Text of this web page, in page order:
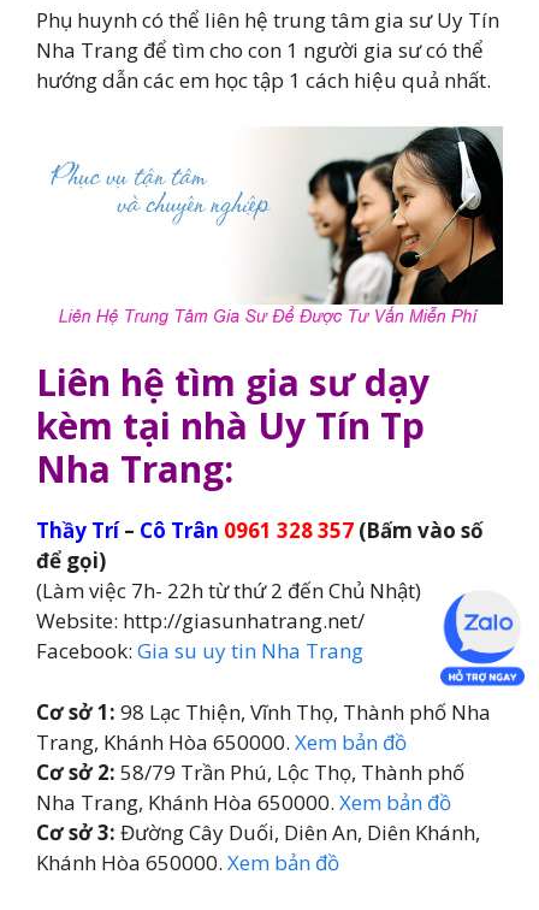
Phụ huynh có thể liên hệ trung tâm gia sư Uy Tín
Nha Trang để tìm cho con 1 người gia sư có thể
hướng dẫn các em học tập 1 cách hiệu quả nhất.
Liên hệ tìm gia sư dạy
kèm tại nhà Uy Tín Tp
Nha Trang:
Thầy Trí– Cô Trân 0961 328 357 (Bấm vào số
để gọi)
(Làm việc 7h- 22h từ thứ 2 đến Chủ Nhật)
Website: http://giasunhatrang.net/
Facebook: Gia su uy tin Nha Trang
Cơ sở 1: 98 Lạc Thiện, Vĩnh Thọ, Thành phố Nha
Trang, Khánh Hòa 650000. Xem bản đồ
Cơ sở 2: 58/79 Trần Phú, Lộc Thọ, Thành phố
Nha Trang, Khánh Hòa 650000. Xem bản đồ
Cơ sở 3: Đường Cây Duối, Diên An, Diên Khánh,
Khánh Hòa 650000. Xem bản đồ